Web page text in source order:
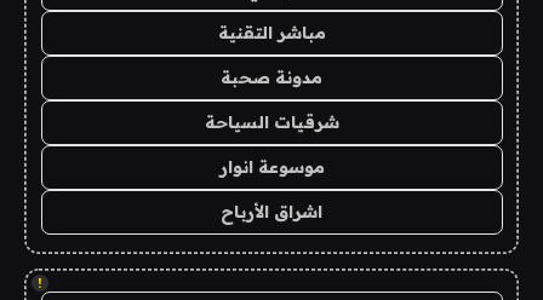
مباشر التقنية
مدونة صحبة
شرقيات السياحة
موسوعة انوار
اشراق الأرباح
!